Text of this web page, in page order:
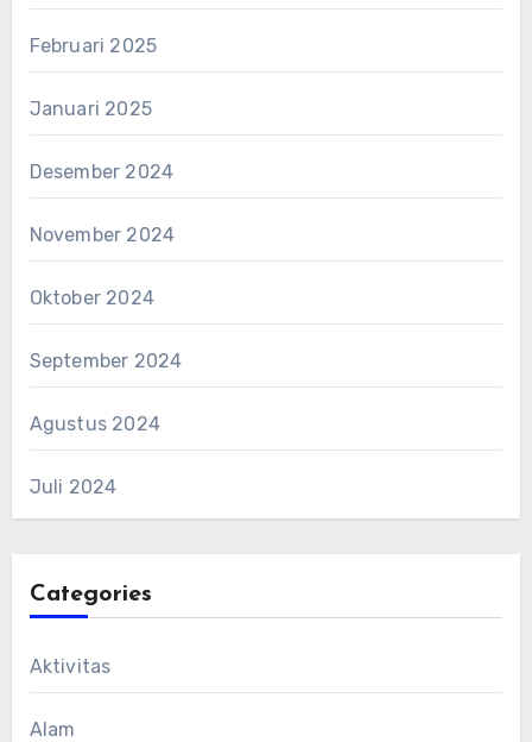
Februari 2025
Januari 2025
Desember 2024
November 2024
Oktober 2024
September 2024
Agustus 2024
Juli 2024
Categories
Aktivitas
Alam